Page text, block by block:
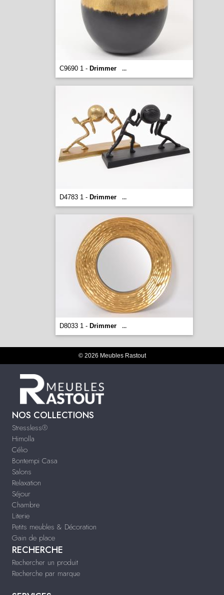
C9690 1 - Drimmer ...
D4783 1 - Drimmer ...
D8033 1 - Drimmer ...
© 2026 Meubles Rastout
NOS COLLECTIONS
Stressless®
Himolla
Célio
Bontempi Casa
Salons
Relaxation
Séjour
Chambre
Literie
Petits meubles & Décoration
Gain de place
RECHERCHE
Rechercher un produit
Recherche par marque